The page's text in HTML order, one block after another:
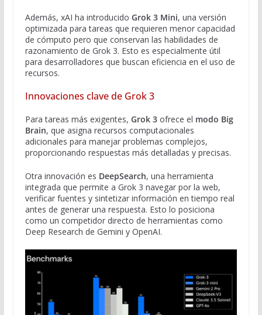
Además, xAI ha introducido Grok 3 Mini, una versión
optimizada para tareas que requieren menor capacidad
de cómputo pero que conservan las habilidades de
razonamiento de Grok 3. Esto es especialmente útil
para desarrolladores que buscan eficiencia en el uso de
recursos.
Innovaciones clave de Grok 3
Para tareas más exigentes, Grok 3ofrece el modo Big
Brain, que asigna recursos computacionales
adicionales para manejar problemas complejos,
proporcionando respuestas más detalladas y precisas.
Otra innovación es DeepSearch, una herramienta
integrada que permite a Grok 3 navegar por la web,
verificar fuentes y sintetizar información en tiempo real
antes de generar una respuesta. Esto lo posiciona
como un competidor directo de herramientas como
Deep Research de Gemini y OpenAI.